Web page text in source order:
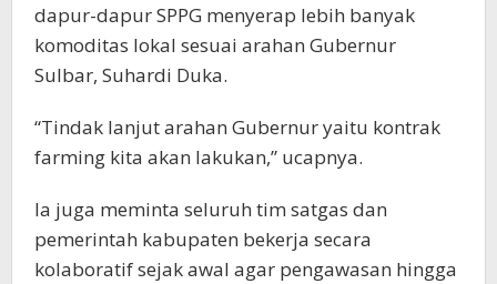
dapur-dapur SPPG menyerap lebih banyak
komoditas lokal sesuai arahan Gubernur
Sulbar, Suhardi Duka.
“Tindak lanjut arahan Gubernur yaitu kontrak
farming kita akan lakukan,” ucapnya.
Ia juga meminta seluruh tim satgas dan
pemerintah kabupaten bekerja secara
kolaboratif sejak awal agar pengawasan hingga